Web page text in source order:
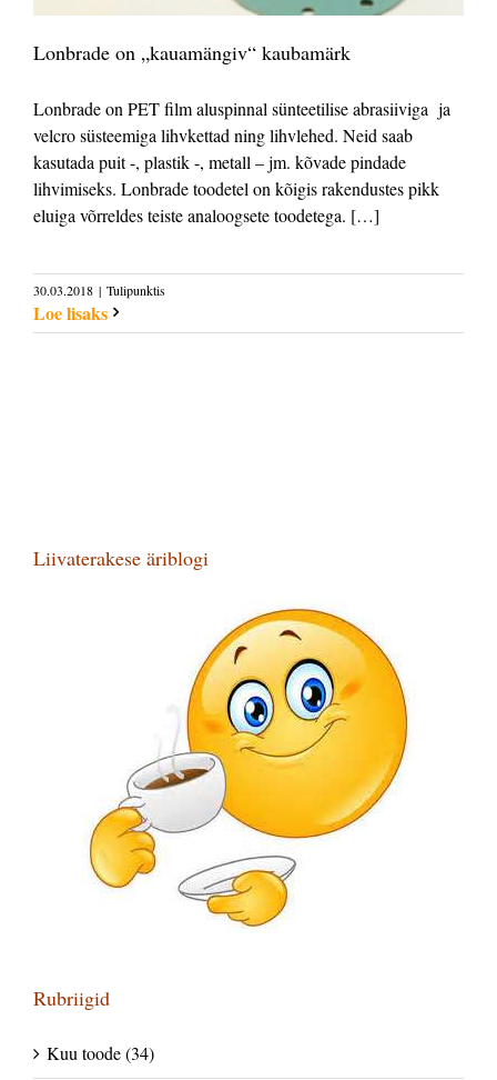
Lonbrade on „kauamängiv“ kaubamärk
Lonbrade on PET film aluspinnal sünteetilise abrasiiviga ja
velcro süsteemiga lihvkettad ning lihvlehed. Neid saab
kasutada puit -, plastik -, metall – jm. kõvade pindade
lihvimiseks. Lonbrade toodetel on kõigis rakendustes pikk
eluiga võrreldes teiste analoogsete toodetega. […]
30.03.2018 | Tulipunktis
Loe lisaks
Liivaterakese äriblogi
Rubriigid
Kuu toode (34)